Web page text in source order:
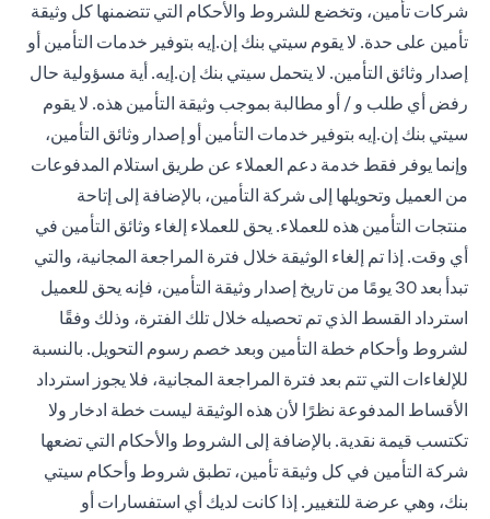
شركات تأمين، وتخضع للشروط والأحكام التي تتضمنها كل وثيقة
تأمين على حدة. لا يقوم سيتي بنك إن.إيه بتوفير خدمات التأمين أو
إصدار وثائق التأمين. لا يتحمل سيتي بنك إن.إيه. أية مسؤولية حال
رفض أي طلب و / أو مطالبة بموجب وثيقة التأمين هذه. لا يقوم
سيتي بنك إن.إيه بتوفير خدمات التأمين أو إصدار وثائق التأمين،
وإنما يوفر فقط خدمة دعم العملاء عن طريق استلام المدفوعات
من العميل وتحويلها إلى شركة التأمين، بالإضافة إلى إتاحة
منتجات التأمين هذه للعملاء. يحق للعملاء إلغاء وثائق التأمين في
أي وقت. إذا تم إلغاء الوثيقة خلال فترة المراجعة المجانية، والتي
تبدأ بعد 30 يومًا من تاريخ إصدار وثيقة التأمين، فإنه يحق للعميل
استرداد القسط الذي تم تحصيله خلال تلك الفترة، وذلك وفقًا
لشروط وأحكام خطة التأمين وبعد خصم رسوم التحويل. بالنسبة
للإلغاءات التي تتم بعد فترة المراجعة المجانية، فلا يجوز استرداد
الأقساط المدفوعة نظرًا لأن هذه الوثيقة ليست خطة ادخار ولا
تكتسب قيمة نقدية. بالإضافة إلى الشروط والأحكام التي تضعها
شركة التأمين في كل وثيقة تأمين، تطبق شروط وأحكام سيتي
بنك، وهي عرضة للتغيير. إذا كانت لديك أي استفسارات أو